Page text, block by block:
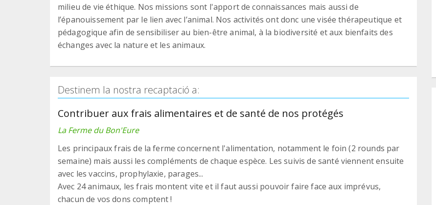
milieu de vie éthique. Nos missions sont l'apport de connaissances mais aussi de
l’épanouissement par le lien avec l’animal. Nos activités ont donc une visée thérapeutique et
pédagogique afin de sensibiliser au bien-être animal, à la biodiversité et aux bienfaits des
échanges avec la nature et les animaux.
Destinem la nostra recaptació a:
Contribuer aux frais alimentaires et de santé de nos protégés
La Ferme du Bon'Eure
Les principaux frais de la ferme concernent l'alimentation, notamment le foin (2 rounds par
semaine) mais aussi les compléments de chaque espèce. Les suivis de santé viennent ensuite
avec les vaccins, prophylaxie, parages...
Avec 24 animaux, les frais montent vite et il faut aussi pouvoir faire face aux imprévus,
chacun de vos dons comptent !